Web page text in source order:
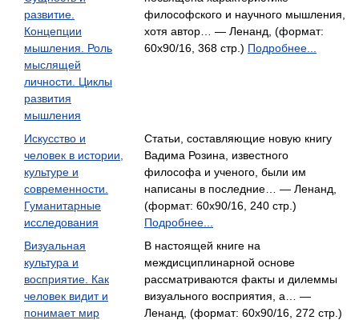
развитие.
Концепции
мышления. Роль
мыслящей
личности. Циклы
развития
мышления
философского и научного мышления,
хотя автор… — Ленанд, (формат:
60x90/16, 368 стр.) Подробнее...
Искусство и
человек в истории,
культуре и
современности.
Гуманитарные
исследования
Статьи, составляющие новую книгу
Вадима Розина, известного
философа и ученого, были им
написаны в последние… — Ленанд,
(формат: 60x90/16, 240 стр.)
Подробнее...
Визуальная
культура и
восприятие. Как
человек видит и
понимает мир
В настоящей книге на
междисциплинарной основе
рассматриваются факты и дилеммы
визуального восприятия, а… —
Ленанд, (формат: 60x90/16, 272 стр.)